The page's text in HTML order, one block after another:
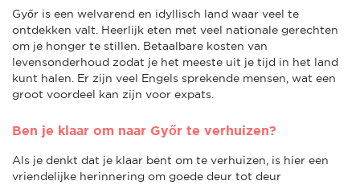
Győr is een welvarend en idyllisch land waar veel te
ontdekken valt. Heerlijk eten met veel nationale gerechten
om je honger te stillen. Betaalbare kosten van
levensonderhoud zodat je het meeste uit je tijd in het land
kunt halen. Er zijn veel Engels sprekende mensen, wat een
groot voordeel kan zijn voor expats.
Ben je klaar om naar Győr te verhuizen?
Als je denkt dat je klaar bent om te verhuizen, is hier een
vriendelijke herinnering om goede deur tot deur